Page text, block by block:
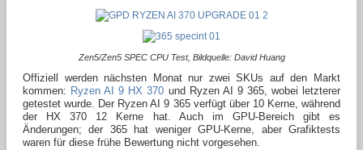
Zen5/Zen5 SPEC CPU Test, Bildquelle: David Huang
Offiziell werden nächsten Monat nur zwei SKUs auf den Markt
kommen: Ryzen AI 9 HX 370 und Ryzen AI 9 365, wobei letzterer
getestet wurde. Der Ryzen AI 9 365 verfügt über 10 Kerne, während
der HX 370 12 Kerne hat. Auch im GPU-Bereich gibt es
Änderungen; der 365 hat weniger GPU-Kerne, aber Grafiktests
waren für diese frühe Bewertung nicht vorgesehen.